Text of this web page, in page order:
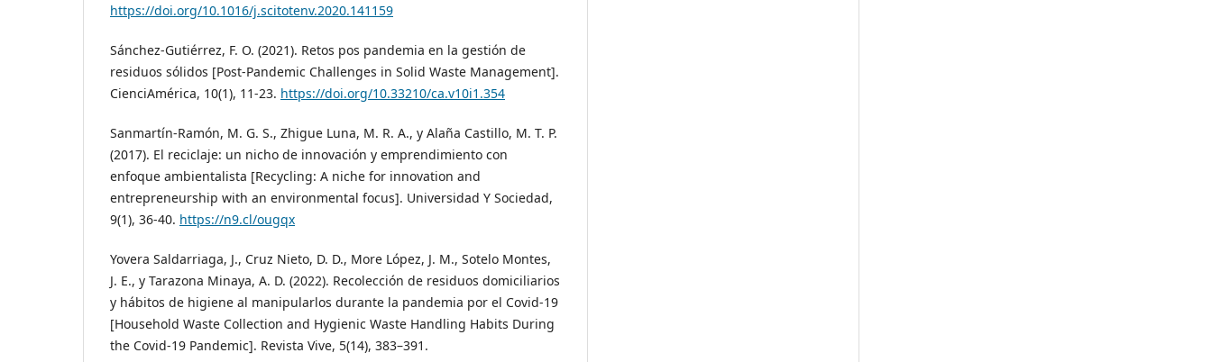
https://doi.org/10.1016/j.scitotenv.2020.141159
Sánchez-Gutiérrez, F. O. (2021). Retos pos pandemia en la gestión de
residuos sólidos [Post-Pandemic Challenges in Solid Waste Management].
CienciAmérica, 10(1), 11-23. https://doi.org/10.33210/ca.v10i1.354
Sanmartín-Ramón, M. G. S., Zhigue Luna, M. R. A., y Alaña Castillo, M. T. P.
(2017). El reciclaje: un nicho de innovación y emprendimiento con
enfoque ambientalista [Recycling: A niche for innovation and
entrepreneurship with an environmental focus]. Universidad Y Sociedad,
9(1), 36-40. https://n9.cl/ougqx
Yovera Saldarriaga, J., Cruz Nieto, D. D., More López, J. M., Sotelo Montes,
J. E., y Tarazona Minaya, A. D. (2022). Recolección de residuos domiciliarios
y hábitos de higiene al manipularlos durante la pandemia por el Covid-19
[Household Waste Collection and Hygienic Waste Handling Habits During
the Covid-19 Pandemic]. Revista Vive, 5(14), 383–391.